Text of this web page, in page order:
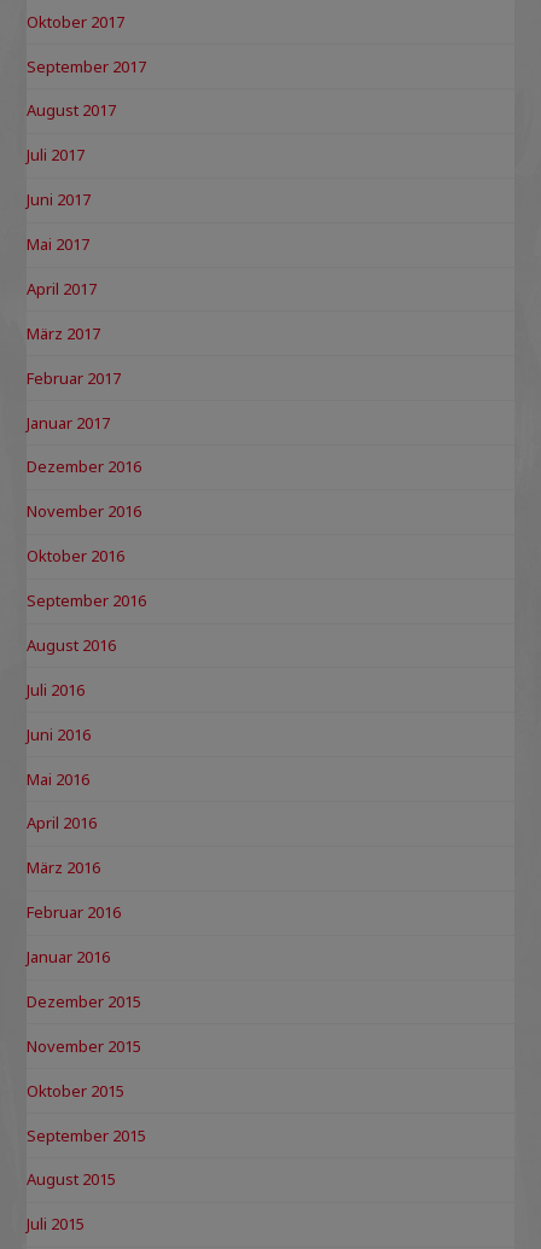
Oktober 2017
September 2017
August 2017
Juli 2017
Juni 2017
Mai 2017
April 2017
März 2017
Februar 2017
Januar 2017
Dezember 2016
November 2016
Oktober 2016
September 2016
August 2016
Juli 2016
Juni 2016
Mai 2016
April 2016
März 2016
Februar 2016
Januar 2016
Dezember 2015
November 2015
Oktober 2015
September 2015
August 2015
Juli 2015